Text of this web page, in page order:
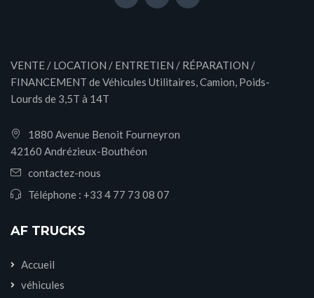
VENTE / LOCATION / ENTRETIEN / RÉPARATION /
FINANCEMENT de Véhicules Utilitaires, Camion, Poids-
Lourds de 3,5T à 14T
1880 Avenue Benoit Fourneyron
42160 Andrézieux-Bouthéon
contactez-nous
Téléphone : +33 4 77 73 08 07
AF TRUCKS
Accueil
véhicules